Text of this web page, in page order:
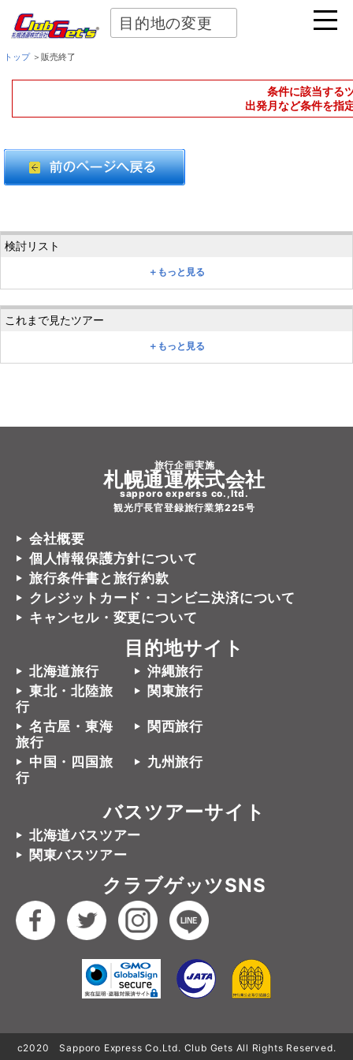
目的地の変更
トップ＞販売終了
条件に該当する
出発月など条件を指
＋もっと見る
＋もっと見る
旅行企画実施
札幌通運株式会社
sapporo experss co.,ltd.
観光庁長官登録旅行業第225号
会社概要
個人情報保護方針について
旅行条件書と旅行約款
クレジットカード・コンビニ決済について
キャンセル・変更について
目的地サイト
北海道旅行
沖縄旅行
東北・北陸旅
行
関東旅行
名古屋・東海
旅行
関西旅行
中国・四国旅
行
九州旅行
バスツアーサイト
北海道バスツアー
関東バスツアー
クラブゲッツSNS
c2020 Sapporo Express Co.Ltd. Club Gets All Rights Reserved.